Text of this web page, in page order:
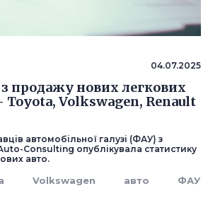
04.07.2025
з продажу нових легкових
Toyota, Volkswagen, Renault
автомобільної галузі (ФАУ) з
Consulting опублікувала статистику
авто.
Volkswagen авто ФАУ